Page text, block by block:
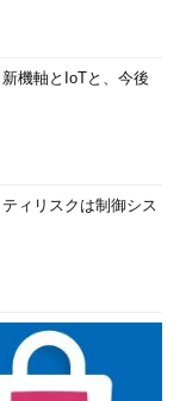
機軸とIoTと、今後
ィリスクは制御シス